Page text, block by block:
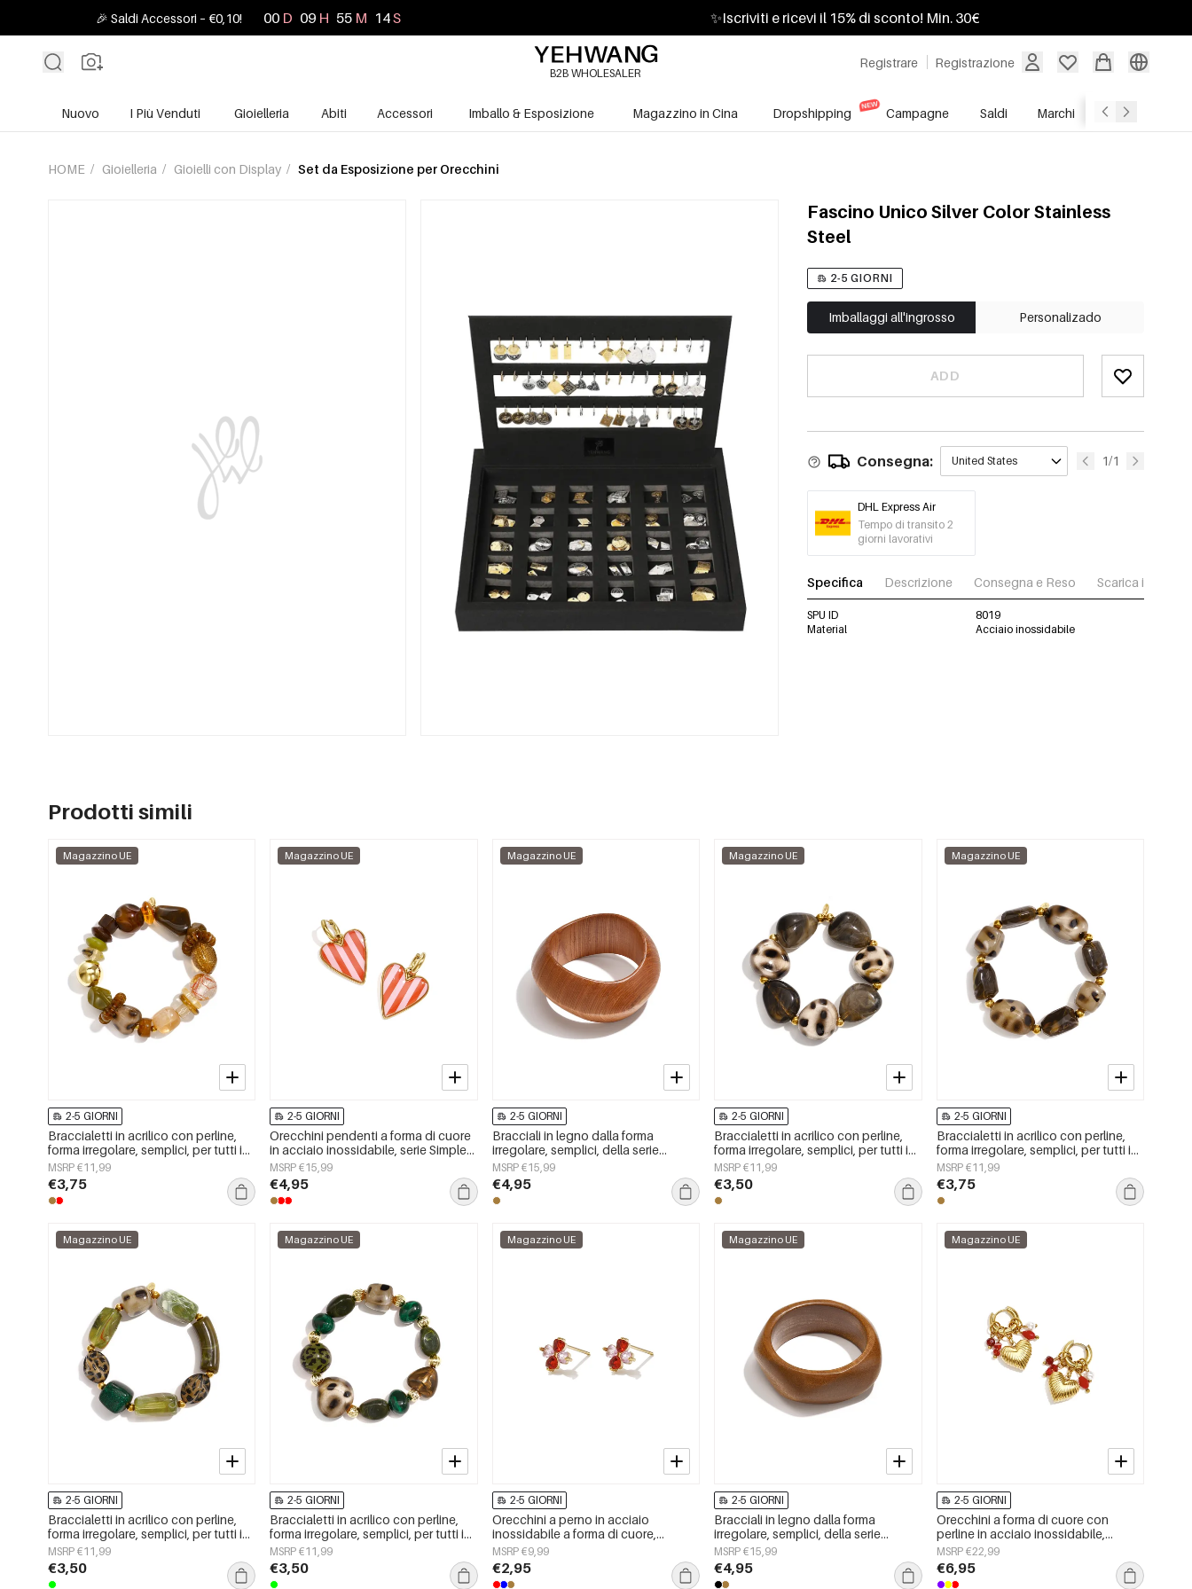
🎉 Saldi Accessori – €0,10! 00 D 09 H 55 M 13S ✨Iscriviti e ricevi il 15% di sconto! Min. 30€
Registrare Registrazione
B2B WHOLESALER
Nuovo I Più Venduti Gioielleria Abiti Accessori Imballo & Esposizione Magazzino in Cina Dropshipping Campagne Saldi Marchi Servizio
HOME / Gioielleria / Gioielli con Display / Set da Esposizione per Orecchini
Fascino Unico Silver Color Stainless
Steel
2-5 GIORNI
Imballaggi all'ingrosso Personalizado
ADD
Consegna: United States 1/1
DHL Express Air
Tempo di transito 2
giorni lavorativi
Specifica Descrizione Consegna e Reso Scarica immagini
SPU ID
8019
Material
Acciaio inossidabile
Prodotti simili
Magazzino UE
2-5 GIORNI
Braccialetti in acrilico con perline,
forma irregolare, semplici, per tutti i
giorni, serie Simple, gioielli da donna
MSRP €11,99
€3,75
Magazzino UE
2-5 GIORNI
Orecchini pendenti a forma di cuore
in acciaio inossidabile, serie Simple
Daily Simple, gioielli da donna
MSRP €15,99
€4,95
Magazzino UE
2-5 GIORNI
Bracciali in legno dalla forma
irregolare, semplici, della serie
Simple, per tutti i giorni, gioielli da
donna.
MSRP €15,99
€4,95
Magazzino UE
2-5 GIORNI
Braccialetti in acrilico con perline,
forma irregolare, semplici, per tutti i
giorni, serie Simple, gioielli da donna
MSRP €11,99
€3,50
Magazzino UE
2-5 GIORNI
Braccialetti in acrilico con perline,
forma irregolare, semplici, per tutti i
giorni, serie Simple, gioielli da donna
MSRP €11,99
€3,75
Magazzino UE
2-5 GIORNI
Braccialetti in acrilico con perline,
forma irregolare, semplici, per tutti i
giorni, serie Simple, gioielli da donna
MSRP €11,99
€3,50
Magazzino UE
2-5 GIORNI
Braccialetti in acrilico con perline,
forma irregolare, semplici, per tutti i
giorni, serie Simple, gioielli da donna
MSRP €11,99
€3,50
Magazzino UE
2-5 GIORNI
Orecchini a perno in acciaio
inossidabile a forma di cuore,
semplici, della serie Daily Simple,
gioielli da donna.
MSRP €9,99
€2,95
Magazzino UE
2-5 GIORNI
Bracciali in legno dalla forma
irregolare, semplici, della serie
Simple, per tutti i giorni, gioielli da
donna.
MSRP €15,99
€4,95
Magazzino UE
2-5 GIORNI
Orecchini a forma di cuore con
perline in acciaio inossidabile,
semplici, della serie Daily Simple,
gioielli da donna.
MSRP €22,99
€6,95